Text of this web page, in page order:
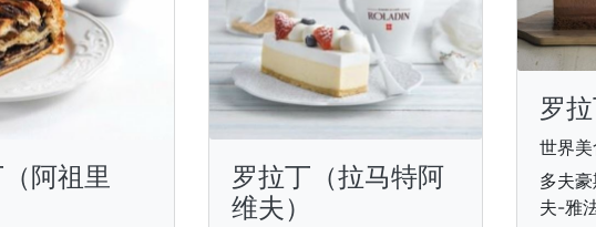
阿祖里
罗拉丁（拉马特阿
维夫）
罗
世界
多夫
夫-雅